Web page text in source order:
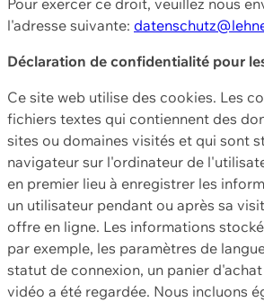
l'adresse suivante:
Déclaration de confidentialité pour
Ce site web utilise des cookies. Les
fichiers textes qui contiennent des
sites ou domaines visités et qui sont
navigateur sur l'ordinateur de
en premier lieu à enregistrer les
un utilisateur pendant ou après sa
offre en ligne. Les informations
par exemple, les paramètres de
statut de connexion, un panier
vidéo a été regardée. Nous incluons